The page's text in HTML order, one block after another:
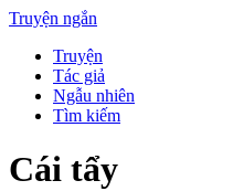
Truyện ngắn
Truyện
Tác giả
Ngẫu nhiên
Tìm kiếm
Cái tẩy